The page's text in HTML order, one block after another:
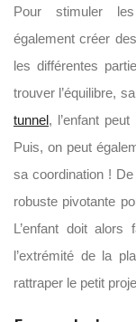
Pour stimuler
également créer
les différentes
trouver l’équilibre,
tunnel, l’enfant
Puis, on peut
sa coordination !
robuste pivotante
L’enfant doit
l’extrémité de la
rattraper le petit